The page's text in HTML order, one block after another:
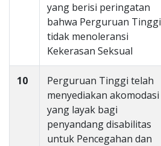
yang berisi peringatan
bahwa Perguruan Tinggi
tidak menoleransi
Kekerasan Seksual
10
Perguruan Tinggi telah
menyediakan akomodasi
yang layak bagi
penyandang disabilitas
untuk Pencegahan dan